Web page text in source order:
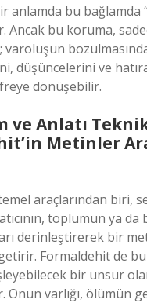
anlamda bu bağlamda
Ancak bu koruma,
varoluşun
düşüncelerini ve
dönüşebilir.
ve Anlatı
Metinler
araçlarından biri,
toplumun ya
derinleştirerek bir
Formaldehit de
bir unsur
Onun varlığı, ölümün